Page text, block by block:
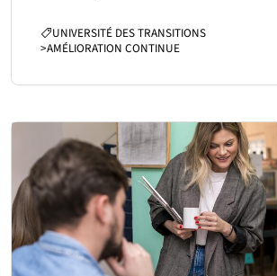
CATÉGORIES :
UNIVERSITÉ DES TRANSITIONS
>AMÉLIORATION CONTINUE